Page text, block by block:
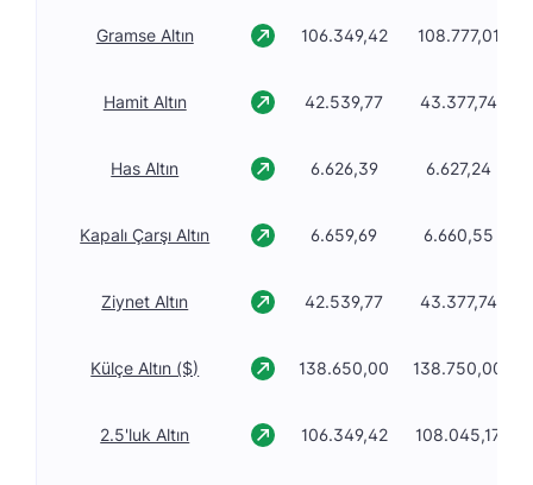
Gramse Altın 106.349,42 108.777,01
Hamit Altın 42.539,77 43.377,74
Has Altın 6.626,39 6.627,24
Kapalı Çarşı Altın 6.659,69 6.660,55
Ziynet Altın 42.539,77 43.377,74
Külçe Altın ($) 138.650,00 138.750,00
2.5'luk Altın 106.349,42 108.045,17